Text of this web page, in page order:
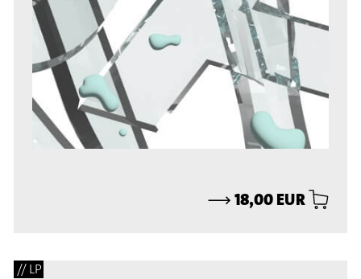
⟶18,00 EUR
// LP